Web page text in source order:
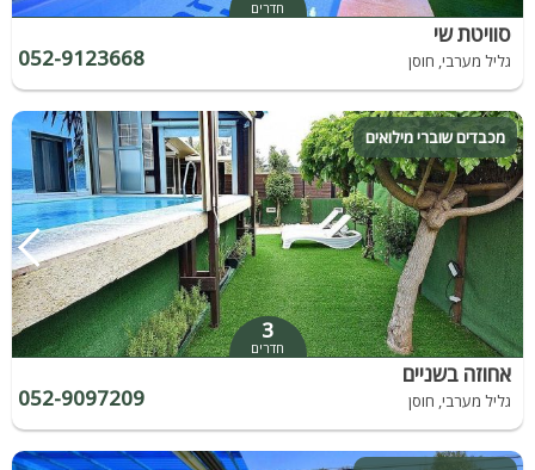
חדרים
סוויטת שי
גליל מערבי, חוסן 052-9123668
מכבדים שוברי מילואים
3
חדרים
אחוזה בשניים
גליל מערבי, חוסן 052-9097209